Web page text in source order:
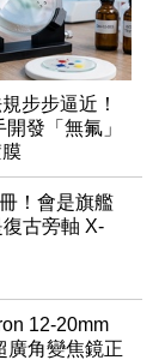
步步逼近！
發「無氟」
！會是旗艦
古旁軸 X-
12-20mm
廣角變焦鏡正